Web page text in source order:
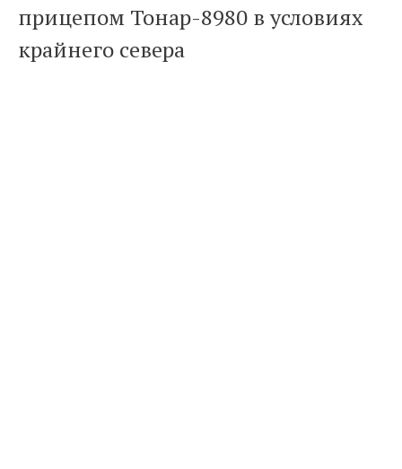
прицепом Тонар-8980 в условиях
крайнего севера